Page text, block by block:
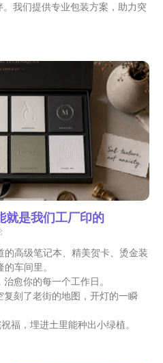
我们提供专业包装方案，助力突
就是我们工厂印的
高级笔记本、精美贺卡、烫金装
车间里。
愈你的每一个工作日。
刻了老街的地图，开灯的一瞬
福，埋进土里能种出小绿植。